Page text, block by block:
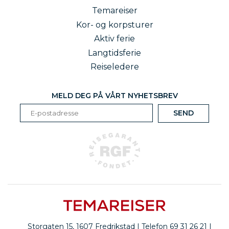
byens skjønnhet, historie og levende kulturliv.
Program og pris under utarbeidelse
Besøk historiske Roma og få
smakebiter av Puccino og Caravaggio
Temareiser
Kor- og korpsturer
Aktiv ferie
Langtidsferie
Reiseledere
MELD DEG PÅ VÅRT NYHETSBREV
Storgaten 15, 1607 Fredrikstad | Telefon 69 31 26 21 |